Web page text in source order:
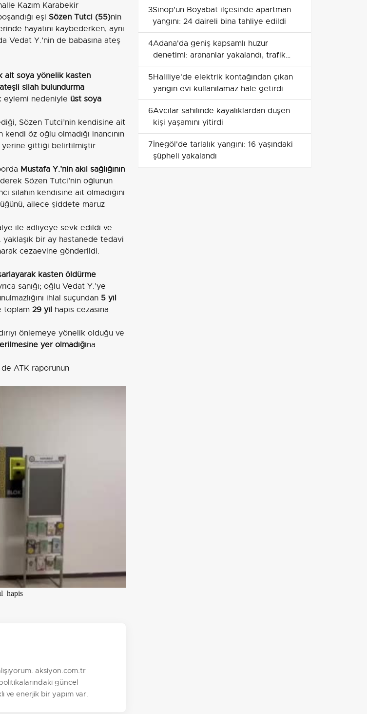
Kazım Karabekir
eşi Sözen Tutci (55)nin
hayatını kaybederken, aynı
Vedat Y.’nin de babasına ateş
alt soya yönelik kasten
silah bulundurma
eylemi nedeniyle üst soya
Sözen Tutci’nin kendisine ait
öz oğlu olmadığı inancının
yerine gittiği belirtilmiştir.
Mustafa Y.’nin akıl sağlığının
Sözen Tutci’nin oğlunun
silahın kendisine ait olmadığını
ailece şiddete maruz
ile adliyeye sevk edildi ve
yaklaşık bir ay hastanede tedavi
cezaevine gönderildi.
kasten öldürme
sanığı; oğlu Vedat Y.’ye
ihlal suçundan 5 yıl
toplam 29 yıl hapis cezasına
önlemeye yönelik olduğu ve
yer olmadığına
ATK raporunun
hapis
aksiyon.com.tr
güncel
ve enerjik bir yapım var.
3Sinop'un Boyabat ilçesinde apartman
yangını: 24 daireli bina tahliye edildi
4Adana'da geniş kapsamlı huzur
denetimi: arananlar yakalandı, trafik
cezaları yüksek seyretti
5Haliliye'de elektrik kontağından çıkan
yangın evi kullanılamaz hale getirdi
6Avcılar sahilinde kayalıklardan düşen
kişi yaşamını yitirdi
7İnegöl'de tarlalık yangını: 16 yaşındaki
şüpheli yakalandı